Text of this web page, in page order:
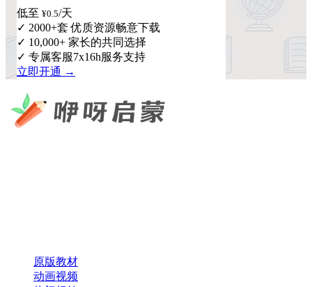
低至 ¥0.5/天
✓ 2000+套 优质资源畅意下载
✓ 10,000+ 家长的共同选择
✓ 专属客服7x16h服务支持
立即开通 →
原版教材
动画视频